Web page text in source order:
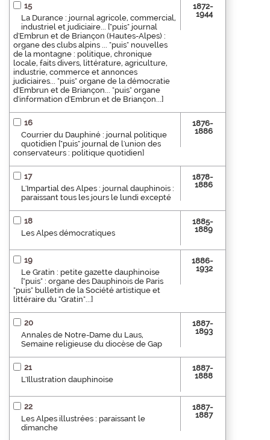
15
La Durance : journal agricole, commercial,
industriel et judiciaire... ["puis" journal
d'Embrun et de Briançon (Hautes-Alpes) :
organe des clubs alpins ... "puis" nouvelles
de la montagne : politique, chronique
locale, faits divers, littérature, agriculture,
industrie, commerce et annonces
judiciaires... "puis" organe de la démocratie
d'Embrun et de Briançon... "puis" organe
d'information d'Embrun et de Briançon...]
1872-
1944
16
Courrier du Dauphiné : journal politique
quotidien ["puis" journal de l'union des
conservateurs : politique quotidien]
1876-
1886
17
L'Impartial des Alpes : journal dauphinois :
paraissant tous les jours le lundi excepté
1878-
1886
18
Les Alpes démocratiques
1885-
1889
19
Le Gratin : petite gazette dauphinoise
["puis" : organe des Dauphinois de Paris
"puis" bulletin de la Société artistique et
littéraire du "Gratin"...]
1886-
1932
20
Annales de Notre-Dame du Laus,
Semaine religieuse du diocèse de Gap
1887-
1893
21
L'Illustration dauphinoise
1887-
1888
22
Les Alpes illustrées : paraissant le
dimanche
1887-
1887